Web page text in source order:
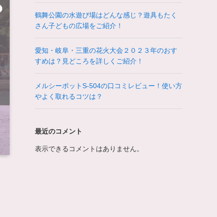
鶴舞公園の水遊び場はどんな感じ？遊具もたく
さん子どもの広場をご紹介！
愛知・岐阜・三重の花火大会２０２３年のおす
すめは？見どころを詳しくご紹介！
メルシーポットS-504の口コミレビュー！使い方
やよく取れるコツは？
最近のコメント
表示できるコメントはありません。